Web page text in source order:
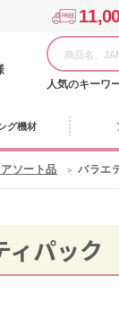
人気のキーワ
グ機材
ソート品 バラエ
ィパック